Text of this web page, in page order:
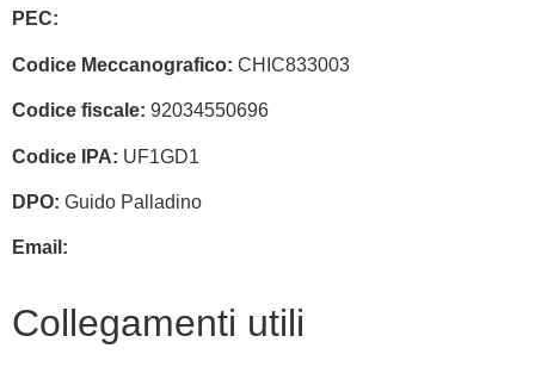
PEC:
Codice Meccanografico: CHIC833003
Codice fiscale: 92034550696
Codice IPA: UF1GD1
DPO: Guido Palladino
Email:
Collegamenti utili